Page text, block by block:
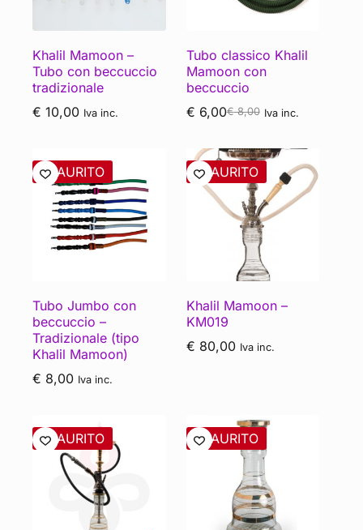
Khalil Mamoon –
Tubo con beccuccio
tradizionale
€ 10,00 Iva inc.
Tubo classico Khalil
Mamoon con
beccuccio
€8,00
€ 6,00 Iva inc.
ESAURITO
Tubo Jumbo con
beccuccio –
Tradizionale (tipo
Khalil Mamoon)
€ 8,00 Iva inc.
ESAURITO
Khalil Mamoon –
KM019
€ 80,00 Iva inc.
ESAURITO ESAURITO